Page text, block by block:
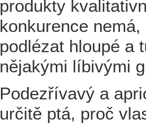
produkty
konkurence
podlézat hloupé a
nějakými líbivými
Podezřívavý a
určitě ptá, proč